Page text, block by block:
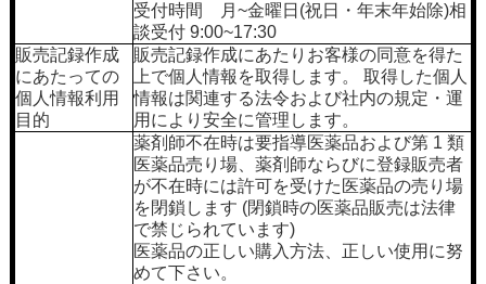
受付時間 月~金曜日(祝日・年末年始除)相
談受付 9:00~17:30
販売記録作成
にあたっての
個人情報利用
目的
販売記録作成にあたりお客様の同意を得た
上で個人情報を取得します。 取得した個人
情報は関連する法令および社内の規定・運
用により安全に管理します。
薬剤師不在時は要指導医薬品および第 1 類
医薬品売り場、薬剤師ならびに登録販売者
が不在時には許可を受けた医薬品の売り場
を閉鎖します (閉鎖時の医薬品販売は法律
で禁じられています)
医薬品の正しい購入方法、正しい使用に努
めて下さい。